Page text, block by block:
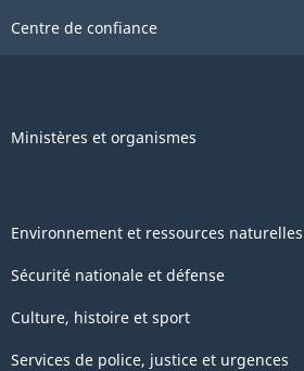
Centre de confiance
Ministères et organismes
Environnement et ressources naturelles
Sécurité nationale et défense
Culture, histoire et sport
Services de police, justice et urgences